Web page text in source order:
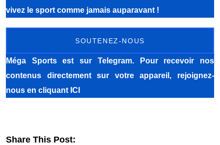
vivez le sport comme jamais auparavant !
SOUTENEZ-NOUS
Méga Sportsest sur Telegram. Pour recevoir nos
contenus directement sur votre appareil, rejoignez-
nous en cliquant ICI
Share This Post: